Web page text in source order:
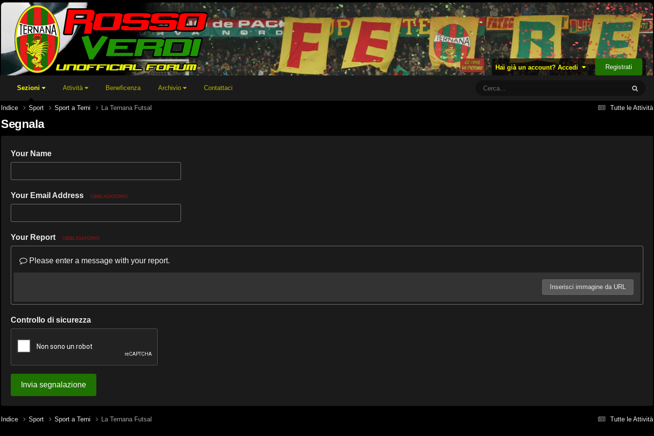
Hai già un account? Accedi Registrati
Sezioni Attività Beneficenza Archivio Contattaci
Tutte le Attività
Indice Sport Sport a Terni La Ternana Futsal
Segnala
Your Name
Your Email Address OBBLIGATORIO
Your Report OBBLIGATORIO
Please enter a message with your report.
Inserisci immagine da URL
Controllo di sicurezza
Invia segnalazione
Tutte le Attività
Indice Sport Sport a Terni La Ternana Futsal